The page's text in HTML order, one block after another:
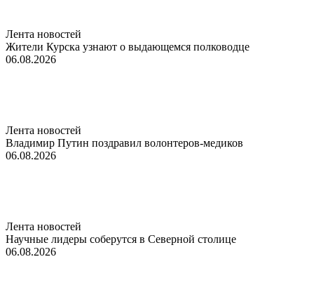
Лента новостей
Жители Курска узнают о выдающемся полководце
06.08.2026
Лента новостей
Владимир Путин поздравил волонтеров-медиков
06.08.2026
Лента новостей
Научные лидеры соберутся в Северной столице
06.08.2026